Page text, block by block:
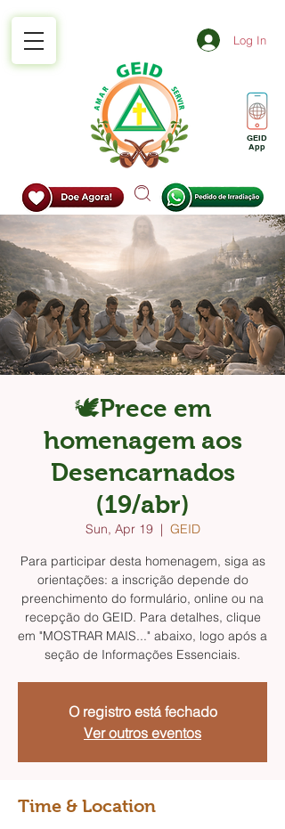
GEID
App
Log In
🕊️Prece em
homenagem aos
Desencarnados
(19/abr)
Sun, Apr 19
  |
GEID
Para participar desta homenagem, siga as
orientações: a inscrição depende do
preenchimento do formulário, online ou na
recepção do GEID. Para detalhes, clique
em "MOSTRAR MAIS..." abaixo, logo após a
seção de Informações Essenciais.
O registro está fechado
Ver outros eventos
Time & Location